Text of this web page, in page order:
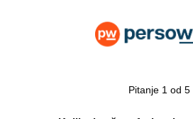
Pitanje 1 od 5